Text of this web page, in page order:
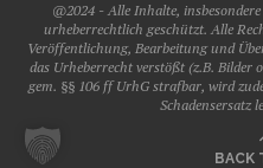
@2024 - Alle Inhalte,
urheberrechtlich geschützt. Alle
Veröffentlichung, Bearbeitung und
das Urheberrecht verstößt (z.B. Bilder
gem. §§ 106 ff UrhG strafbar, wird
Schadensersatz
BACK